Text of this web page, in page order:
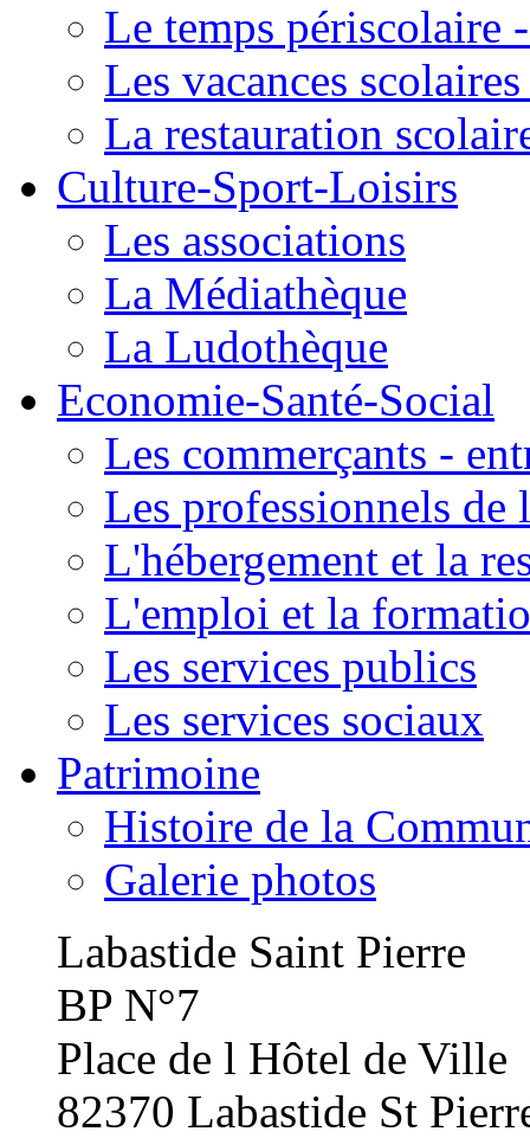
Le temps périscolaire
Les vacances
La restauration
Culture-Sport-Loisirs
Les associations
La Médiathèque
La Ludothèque
Economie-Santé-Social
Les commerçants -
Les professionnels de
L'hébergement et la
L'emploi et la
Les services publics
Les services sociaux
Patrimoine
Histoire de la
Galerie photos
Labastide Saint Pierre
BP N°7
Place de l Hôtel de Ville
82370 Labastide St